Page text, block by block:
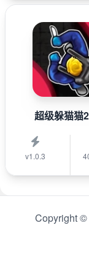
超级躲猫猫
v1.0.3
Copyright